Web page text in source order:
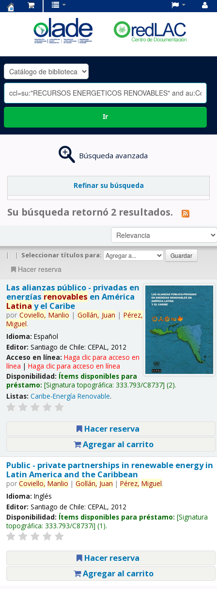
OLADE
-
Ir
Búsqueda avanzada
Refinar su búsqueda
Su búsqueda retornó 2 resultados.
| | Seleccionar títulos para:
Hacer reserva
Las alianzas público - privadas en
energías renovables en América
Latina y el Caribe
por Coviello, Manlio | Gollán, Juan | Pérez,
Miguel.
Idioma: Español
Editor: Santiago de Chile: CEPAL, 2012
Acceso en línea: Haga clic para acceso en
línea | Haga clic para acceso en línea
Disponibilidad: Ítems disponibles para
préstamo: Signatura topográfica: 333.793/C8737 (2).
Listas: Caribe-Energía Renovable.
Hacer reserva
Agregar al carrito
Public - private partnerships in renewable energy in
Latin America and the Caribbean
por Coviello, Manlio | Gollán, Juan | Pérez, Miguel.
Idioma: Inglés
Editor: Santiago de Chile: CEPAL, 2012
Disponibilidad: Ítems disponibles para préstamo: Signatura
topográfica: 333.793/C8737i (1).
Hacer reserva
Agregar al carrito